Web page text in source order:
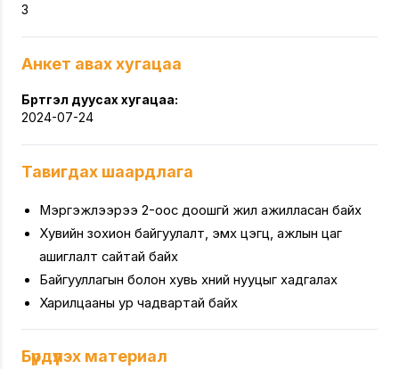
3
Анкет авах хугацаа
Бүртгэл дуусах хугацаа:
2024-07-24
Тавигдах шаардлага
Мэргэжлээрээ 2-оос доошгүй жил ажилласан байх
Хувийн зохион байгуулалт, эмх цэгц, ажлын цаг
ашиглалт сайтай байх
Байгууллагын болон хувь хүний нууцыг хадгалах
Харилцааны ур чадвартай байх
Бүрдүүлэх материал